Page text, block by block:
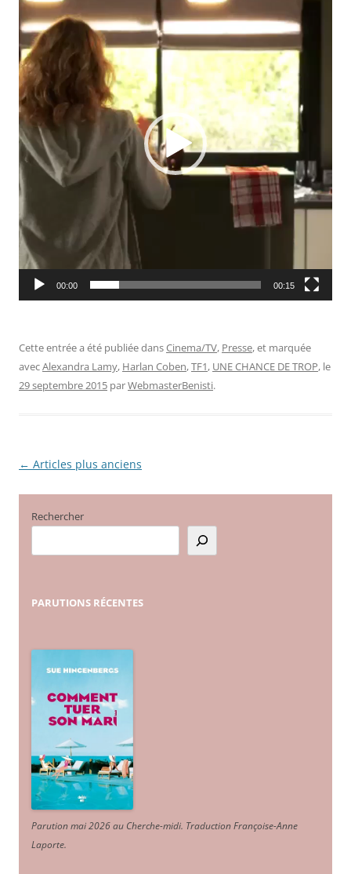
00:00 00:15
Cette entrée a été publiée dansCinema/TV, Presse, et marquée
avecAlexandra Lamy, Harlan Coben,TF1, UNE CHANCE DE TROP, le
29 septembre 2015 parWebmasterBenisti.
Navigation
← Articles plus anciens
Rechercher
PARUTIONS RÉCENTES
Parution mai 2026 au Cherche-midi. Traduction Françoise-Anne
Laporte.